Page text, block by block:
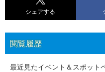
シェアする
閲覧履歴
最近見たイベント＆スポット